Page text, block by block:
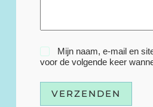
Mijn naam, e-mail en
voor de volgende keer
VERZENDEN